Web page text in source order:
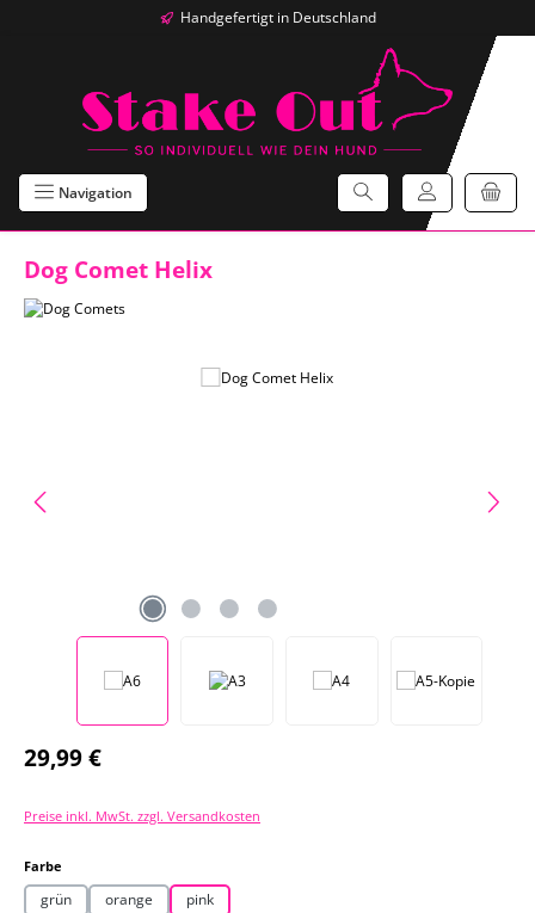
Zum Hauptinhalt springenHandgefertigt in Deutschland
Navigation
Dog Comet Helix
Regulärer Preis:
29,99 €
Preise inkl. MwSt. zzgl. Versandkosten
Farbe
grün orange pink